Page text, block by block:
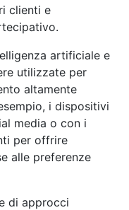
clienti e
artificiale e
utilizzate per
altamente
i dispositivi
media o con i
per offrire
alle preferenze
di approcci